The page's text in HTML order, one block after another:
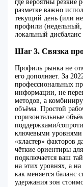
где вероятны резкие
разметке важно
текущий день (или
профили (недельный,
локальный
Шаг 3. Связка
Профиль рынка не
его дополняет. За
профессиональных
информации, не
методов, а
объёма. Простой
горизонтальные
поддержками/
ключевыми уровнями
«кластер» факторов
чёткие ориентиры
подключается ваш
на этих уровнях, а
как меняется баланс
удержания зон